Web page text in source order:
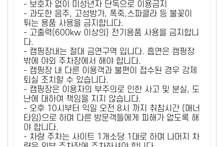
- 보호자 없이 미성년자 단독으로 이용금지
- 과도한 음주, 고성방가, 폭죽,스파클라 등 불꽃이
튀는 용품 사용을 금지합니다.
- 고출력(600kw 이상의) 전기용품 사용을 금지합니
다.
- 캠핑장내는 절대 금연구역 입니다. 흡연은 캠핑장
밖에 야외 주차장에서 해야 합니다.
- 캠핑장 내 다른 이용객과 불편이 접수된 경우 강제
퇴실 조치할 수 있습니다.
- 캠핑장은 이용자의 부주의로 인한 사고 및 분실, 도
난에 대하여 책임을 지지 않습니다.
- 오후 10시부터 익일 오전 8시 까지 취침시간 (매너
타임)으로 하며 다른 방문객들에게 피해가 없도록 해
야 합니다.
- 차량 주차는 사이트 1개소당 1대로 하며 나머지 차